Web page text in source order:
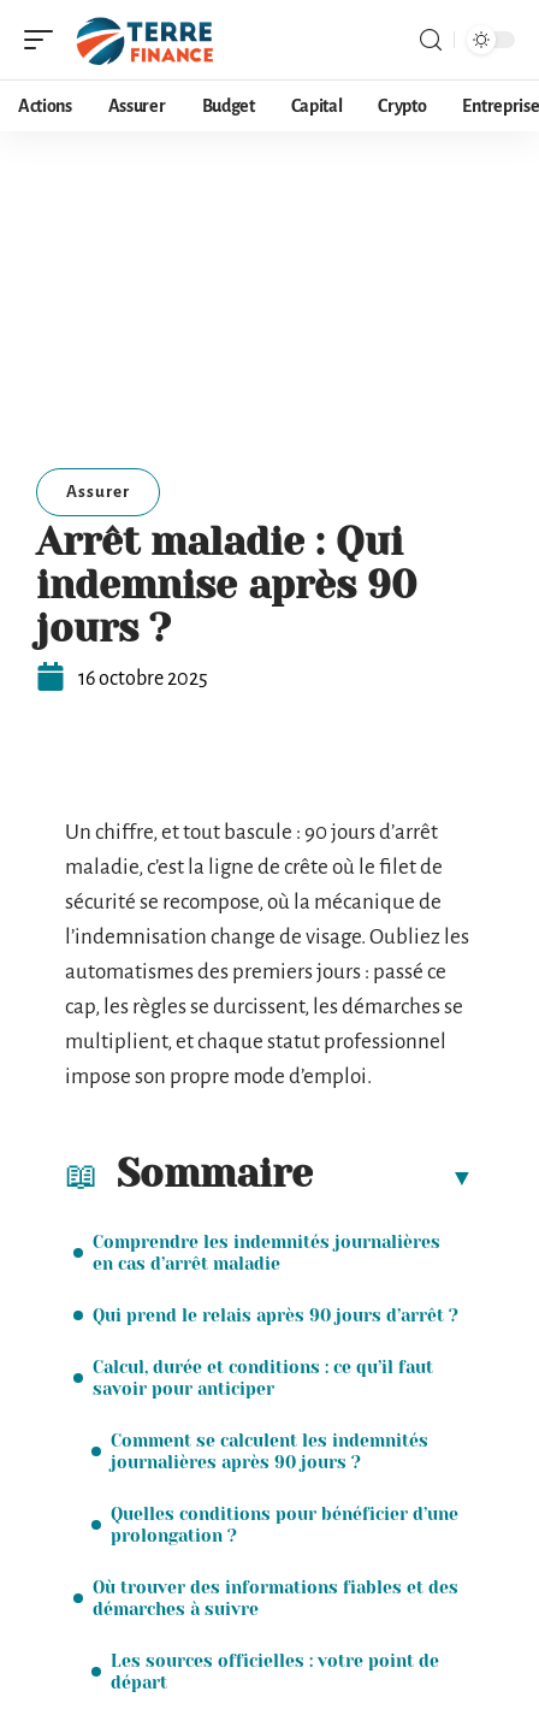
Actions Assurer Budget Capital Crypto Entreprise
Assurer
Arrêt maladie : Qui
indemnise après 90
jours ?
16 octobre 2025
Un chiffre, et tout bascule : 90 jours d’arrêt
maladie, c’est la ligne de crête où le filet de
sécurité se recompose, où la mécanique de
l’indemnisation change de visage. Oubliez les
automatismes des premiers jours : passé ce
cap, les règles se durcissent, les démarches se
multiplient, et chaque statut professionnel
impose son propre mode d’emploi.
Sommaire
Comprendre les indemnités journalières
en cas d’arrêt maladie
Qui prend le relais après 90 jours d’arrêt ?
Calcul, durée et conditions : ce qu’il faut
savoir pour anticiper
Comment se calculent les indemnités
journalières après 90 jours ?
Quelles conditions pour bénéficier d’une
prolongation ?
Où trouver des informations fiables et des
démarches à suivre
Les sources officielles : votre point de
départ